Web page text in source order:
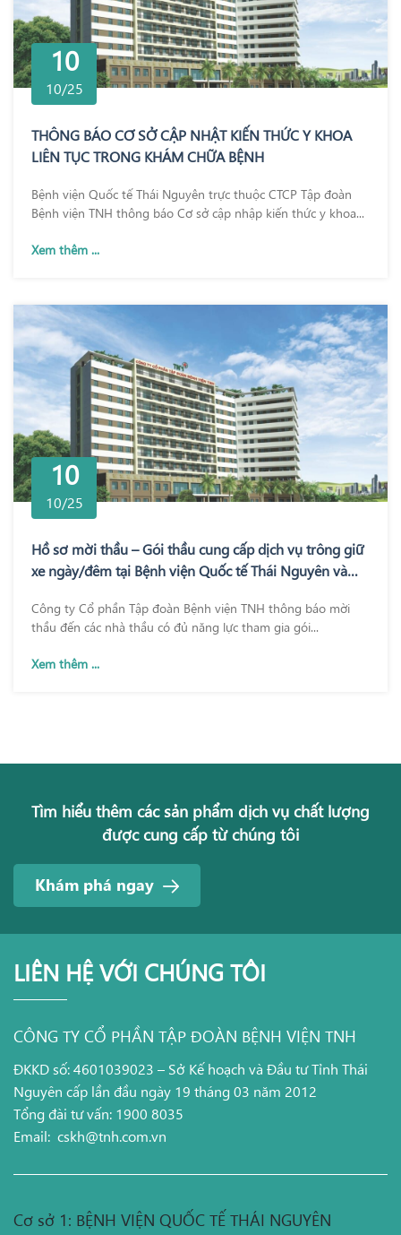
10
10/25
THÔNG BÁO CƠ SỞ CẬP NHẬT KIẾN THỨC Y KHOA
LIÊN TỤC TRONG KHÁM CHỮA BỆNH
Bệnh viện Quốc tế Thái Nguyên trực thuộc CTCP Tập đoàn
Bệnh viện TNH thông báo Cơ sở cập nhập kiến thức y khoa...
Xem thêm ...
10
10/25
Hồ sơ mời thầu – Gói thầu cung cấp dịch vụ trông giữ
xe ngày/đêm tại Bệnh viện Quốc tế Thái Nguyên và
Công ty Cổ phần Tập đoàn Bệnh viện TNH thông báo mời
thầu đến các nhà thầu có đủ năng lực tham gia gói...
Xem thêm ...
Tìm hiểu thêm các sản phẩm dịch vụ chất lượng
được cung cấp từ chúng tôi
Khám phá ngay
LIÊN HỆ VỚI CHÚNG TÔI
CÔNG TY CỔ PHẦN TẬP ĐOÀN BỆNH VIỆN TNH
ĐKKD số: 4601039023 – Sở Kế hoạch và Đầu tư Tỉnh Thái
Nguyên cấp lần đầu ngày 19 tháng 03 năm 2012
Tổng đài tư vấn: 1900 8035
Email: cskh@tnh.com.vn
Cơ sở 1: BỆNH VIỆN QUỐC TẾ THÁI NGUYÊN